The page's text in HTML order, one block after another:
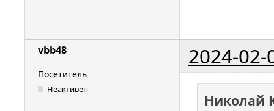
vbb48 2024-02-
Посетитель
Неактивен
Николай